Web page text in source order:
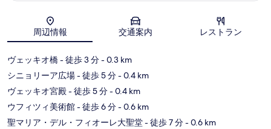
地図
周辺情報 交通案内 レストラン
ヴェッキオ橋- 徒歩 3 分- 0.3 km
シニョリーア広場- 徒歩 5 分- 0.4 km
ヴェッキオ宮殿- 徒歩 5 分- 0.4 km
ウフィツィ美術館- 徒歩 6 分- 0.6 km
聖マリア・デル・フィオーレ大聖堂- 徒歩 7 分- 0.6 km